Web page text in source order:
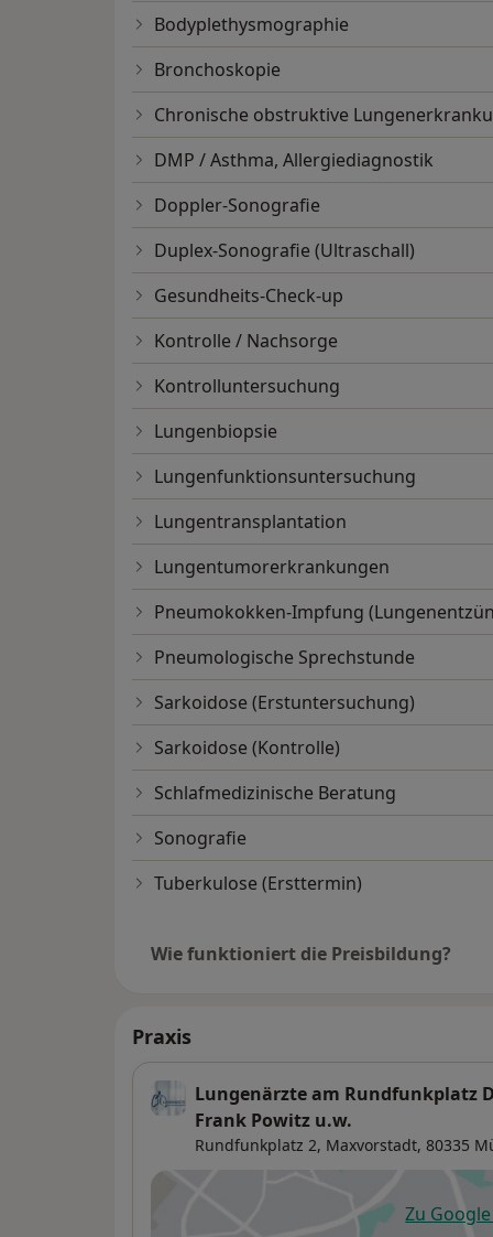
Bodyplethysmographie
Bronchoskopie
Chronische obstruktive
DMP / Asthma, Allergiediagnostik
Doppler-Sonografie
Duplex-Sonografie (Ultraschall)
Gesundheits-Check-up
Kontrolle / Nachsorge
Kontrolluntersuchung
Lungenbiopsie
Lungenfunktionsuntersuchung
Lungentransplantation
Lungentumorerkrankungen
Pneumokokken-Impfung
Pneumologische Sprechstunde
Sarkoidose (Erstuntersuchung)
Sarkoidose (Kontrolle)
Schlafmedizinische Beratung
Sonografie
Tuberkulose (Ersttermin)
Wie funktioniert die Preisbildung?
Praxis
Lungenärzte am Rundfunkplatz
Frank Powitz u.w.
Rundfunkplatz 2, Maxvorstadt, 80335
Zu